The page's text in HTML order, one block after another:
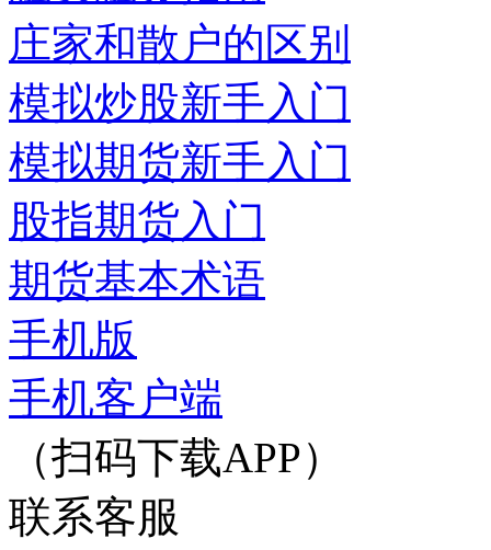
庄家和散户的区别
模拟炒股新手入门
模拟期货新手入门
股指期货入门
期货基本术语
手机版
手机客户端
（扫码下载APP）
联系客服